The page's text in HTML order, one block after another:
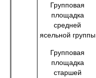
Групповая
площадка
средней
ясельной группы
Групповая
площадка
старшей